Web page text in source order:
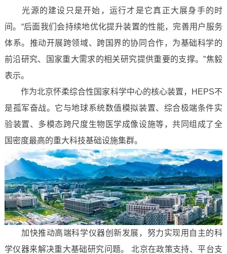
光源的建设只是开始，运行才是它真正大展身手的时
间。“后面我们会持续地优化提升装置的性能，完善用户服务
体系。推动开展跨领域、跨国界的协同合作，为基础科学的
前沿研究、国家重大需求的相关研究提供重要的支撑。”焦毅
表示。
作为北京怀柔综合性国家科学中心的核心装置，HEPS不
是孤军奋战。它与地球系统数值模拟装置、综合极端条件实
验装置、多模态跨尺度生物医学成像设施等，共同组成了全
国密度最高的重大科技基础设施集群。
加快推动高端科学仪器创新发展，努力实现用自主的科
学仪器来解决重大基础研究问题。 北京在政策支持、平台支